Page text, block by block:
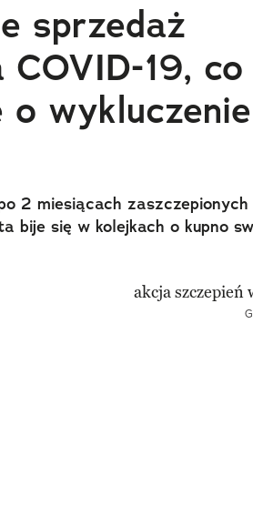
sprzedaż
COVID-19, co
o wykluczenie
2 miesiącach zaszczepionych
bije się w kolejkach o kupno